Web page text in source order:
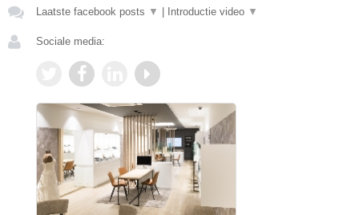
Laatste facebook posts ▼ Introductie video ▼
Sociale media: